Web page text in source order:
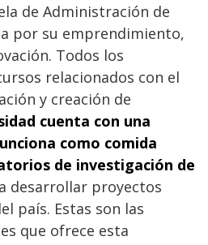
de Administración de
por su emprendimiento,
Todos los
relacionados con el
y creación de
cuenta con una
como comida
de investigación de
desarrollar proyectos
país. Estas son las
que ofrece esta